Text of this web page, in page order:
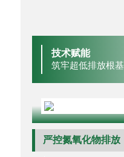
技术赋能
筑牢超低排放根基
严控氮氧化物排放